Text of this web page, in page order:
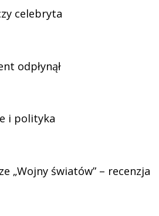
celebryta
odpłynął
i polityka
„Wojny światów” – recenzja